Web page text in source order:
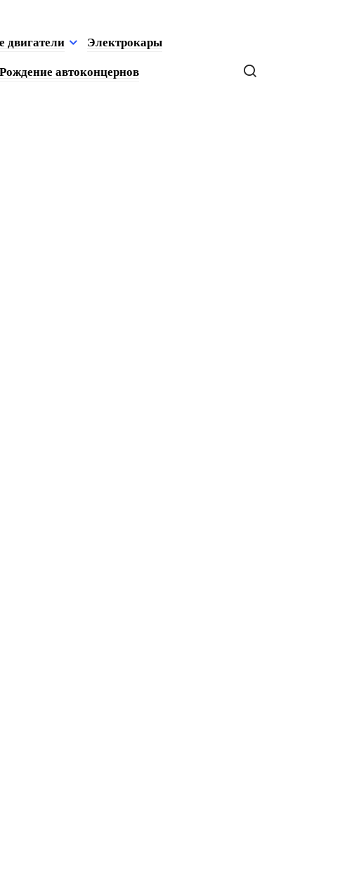
двигатели Электрокары
Рождение автоконцернов